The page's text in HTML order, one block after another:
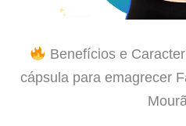
Benefícios e
cápsula para emagrecer